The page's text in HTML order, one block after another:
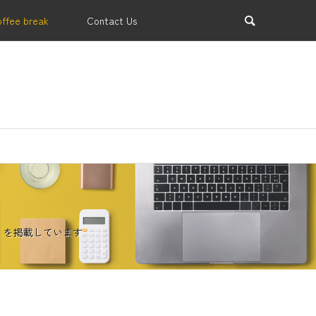
break Contact Us
掲載しています